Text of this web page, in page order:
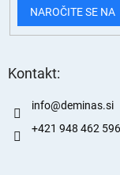
NAROČITE SE NA
Kontakt:
info@deminas.si
+421 948 462 596